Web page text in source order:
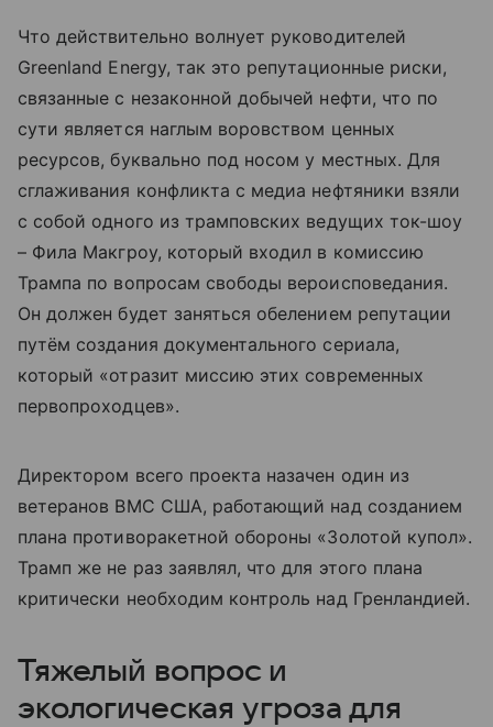
Что действительно волнует руководителей
Greenland Energy, так это репутационные риски,
связанные с незаконной добычей нефти, что по
сути является наглым воровством ценных
ресурсов, буквально под носом у местных. Для
сглаживания конфликта с медиа нефтяники взяли
с собой одного из трамповских ведущих ток-шоу
– Фила Макгроу, который входил в комиссию
Трампа по вопросам свободы вероисповедания.
Он должен будет заняться обелением репутации
путём создания документального сериала,
который «отразит миссию этих современных
первопроходцев».
Директором всего проекта назачен один из
ветеранов ВМС США, работающий над созданием
плана противоракетной обороны «Золотой купол».
Трамп же не раз заявлял, что для этого плана
критически необходим контроль над Гренландией.
Тяжелый вопрос и
экологическая угроза для